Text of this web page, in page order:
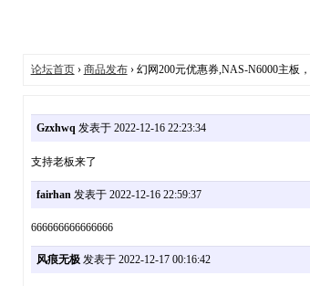
论坛首页› 商品发布› 幻网200元优惠券,NAS-N6000主板
Gzxhwq 发表于 2022-12-16 22:23:34
支持老板来了
fairhan发表于 2022-12-16 22:59:37
666666666666666
风痕无极发表于 2022-12-17 00:16:42